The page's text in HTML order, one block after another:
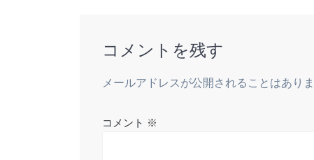
コメントを残す
メールアドレスが公開されることはありま
コメント ※